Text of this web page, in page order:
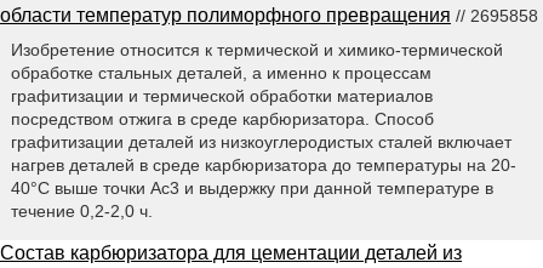
области температур полиморфного превращения // 2695858
Изобретение относится к термической и химико-термической
обработке стальных деталей, а именно к процессам
графитизации и термической обработки материалов
посредством отжига в среде карбюризатора. Способ
графитизации деталей из низкоуглеродистых сталей включает
нагрев деталей в среде карбюризатора до температуры на 20-
40°С выше точки Ас3 и выдержку при данной температуре в
течение 0,2-2,0 ч.
Состав карбюризатора для цементации деталей из